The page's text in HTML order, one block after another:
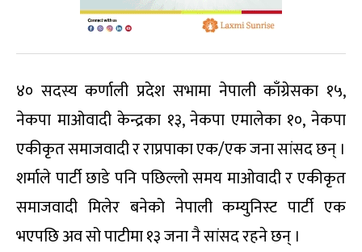
४० सदस्य कर्णाली प्रदेश सभामा नेपाली काँग्रेसका १५,
नेकपा माओवादी केन्द्रका १३, नेकपा एमालेका १०, नेकपा
एकीकृत समाजवादी र राप्रपाका एक/एक जना सांसद छन् ।
शर्माले पार्टी छाडे पनि पछिल्लो समय माओवादी र एकीकृत
समाजवादी मिलेर बनेको नेपाली कम्युनिस्ट पार्टी एक
भएपछि अव सो पाटीमा १३ जना नै सांसद रहने छन् ।